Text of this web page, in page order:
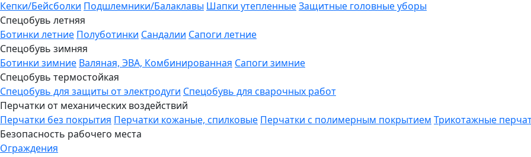
Кепки/Бейсболки Подшлемники/Балаклавы Шапки утепленныеЗащитные головные уборы
Спецобувь летняя
Ботинки летние Полуботинки Сандалии Сапоги летние
Спецобувь зимняя
Ботинки зимние Валяная, ЭВА, Комбинированная Сапоги зимние
Спецобувь термостойкая
Спецобувь для защиты от электродуги Спецобувь для сварочных работ
Перчатки от механических воздействий
Перчатки без покрытия Перчатки кожаные, спилковые Перчатки с полимерным покрытием Трикотажные
Безопасность рабочего места
Ограждения